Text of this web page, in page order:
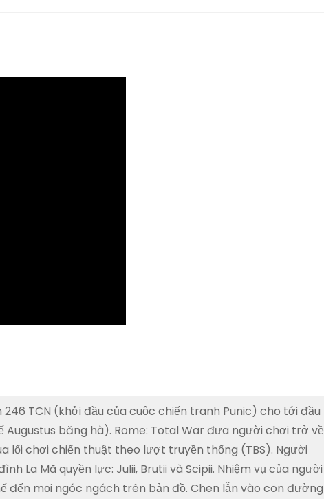
TCN (khởi đầu của cuộc chiến tranh Punic) cho tới đầu
Augustus băng hà). Rome: Total War đưa người chơi trở về
lối chơi chiến thuật theo lượt truyền thống (TBS). Người
La Mã quyền lực: Julii, Brutii và Scipii. Nhiệm vụ của người
mọi ngóc ngách trên bản đồ. Chen lẫn vào con đường